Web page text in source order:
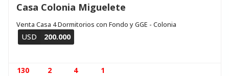
Casa Colonia Miguelete
Venta Casa 4 Dormitorios con Fondo y GGE - Colonia
USD 200.000
130 2 4 1